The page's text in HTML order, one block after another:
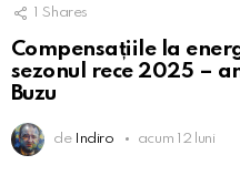
1 Shares
Compensațiile la
sezonul rece 2025 –
Buzu
de Indiro acum 12 luni